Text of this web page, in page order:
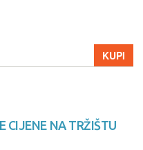
KUPI
CIJENE NA TRŽIŠTU